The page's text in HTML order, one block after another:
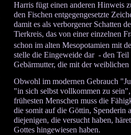
Harris fügt einen anderen Hinweis
den Fischen entgegengesetzte
damit es als verborgener Schatten
Tierkreis, das von einer einzelnen
schon im alten Mesopotamien mit
stelle die Eingeweide dar - den Teil
Gebärmutter, die mit der
Obwohl im modernen Gebrauch
"in sich selbst vollkommen zu
frühesten Menschen muss die
die somit auf die Göttin, Spenderin
diejenigen, die versucht haben,
Gottes hingewiesen haben.